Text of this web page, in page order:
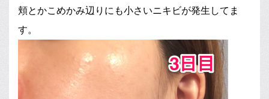
頬とかこめかみ辺りにも小さいニキビが発生してま
す。